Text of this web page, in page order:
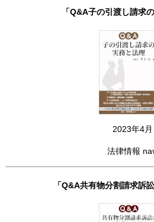
「Q&A子の引渡し請求
2023年4月
法律情報
「Q&A共有物分割請求訴